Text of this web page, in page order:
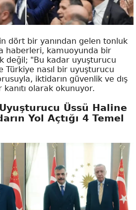
dört bir yanından gelen tonluk
haberleri, kamuoyunda bir
değil; "Bu kadar uyuşturucu
Türkiye nasıl bir uyuşturucu
iktidarın güvenlik ve dış
olarak okunuyor.
Üssü Haline
Yol Açtığı 4 Temel